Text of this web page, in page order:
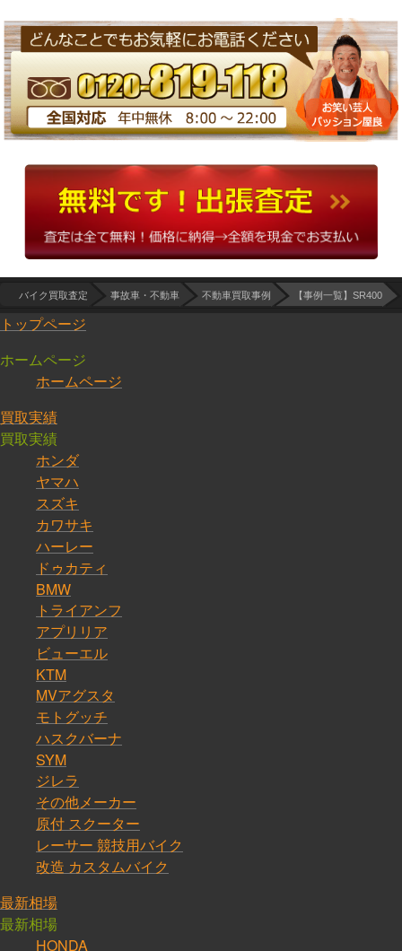
バイク買取査定 事故車・不動車 不動車買取事例 【事例一覧】SR400
トップページ
ホームページ
ホームページ
買取実績
買取実績
ホンダ
ヤマハ
スズキ
カワサキ
ハーレー
ドゥカティ
BMW
トライアンフ
アプリリア
ビューエル
KTM
MVアグスタ
モトグッチ
ハスクバーナ
SYM
ジレラ
その他メーカー
原付 スクーター
レーサー 競技用バイク
改造 カスタムバイク
最新相場
最新相場
HONDA